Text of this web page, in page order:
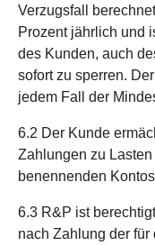
Verzugsfall
Prozent jährlich und
des Kunden, auch
sofort zu sperren.
jedem Fall der
6.2 Der Kunde
Zahlungen zu
benennenden
6.3 R&P ist
nach Zahlung der